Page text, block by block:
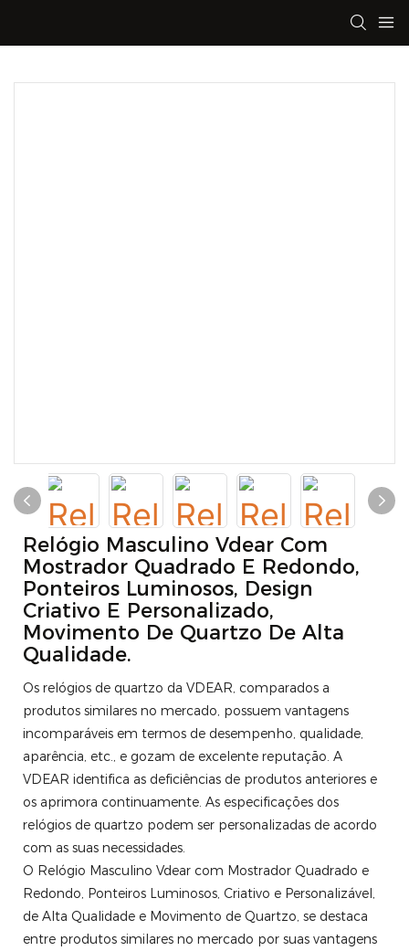
Relógio Masculino Vdear Com
Mostrador Quadrado E Redondo,
Ponteiros Luminosos, Design
Criativo E Personalizado,
Movimento De Quartzo De Alta
Qualidade.
Os relógios de quartzo da VDEAR, comparados a
produtos similares no mercado, possuem vantagens
incomparáveis ​​em termos de desempenho, qualidade,
aparência, etc., e gozam de excelente reputação. A
VDEAR identifica as deficiências de produtos anteriores e
os aprimora continuamente. As especificações dos
relógios de quartzo podem ser personalizadas de acordo
com as suas necessidades.
O Relógio Masculino Vdear com Mostrador Quadrado e
Redondo, Ponteiros Luminosos, Criativo e Personalizável,
de Alta Qualidade e Movimento de Quartzo, se destaca
entre produtos similares no mercado por suas vantagens